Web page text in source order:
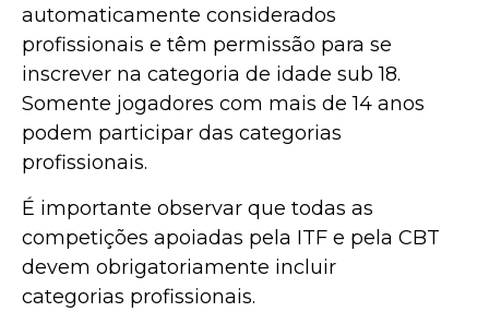
automaticamente considerados
profissionais e têm permissão para se
inscrever na categoria de idade sub 18.
Somente jogadores com mais de 14 anos
podem participar das categorias
profissionais.
É importante observar que todas as
competições apoiadas pela ITF e pela CBT
devem obrigatoriamente incluir
categorias profissionais.